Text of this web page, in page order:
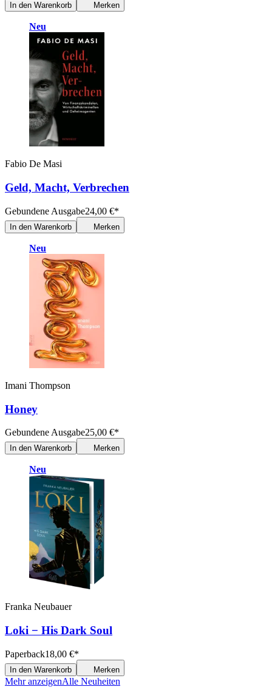
In den Warenkorb Merken
Neu
Fabio De Masi
Geld, Macht, Verbrechen
Gebundene Ausgabe24,00 €*
In den Warenkorb Merken
Neu
Imani Thompson
Honey
Gebundene Ausgabe25,00 €*
In den Warenkorb Merken
Neu
Franka Neubauer
Loki − His Dark Soul
Paperback18,00 €*
In den Warenkorb Merken
Mehr anzeigenAlle Neuheiten